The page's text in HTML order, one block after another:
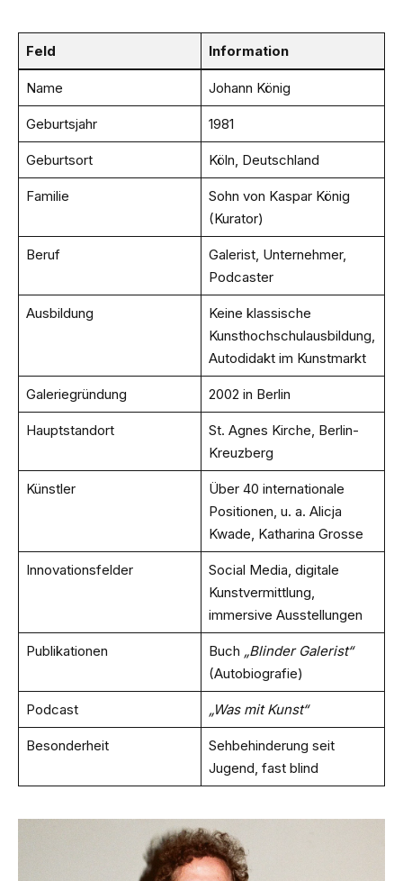
Feld Information
Name Johann König
Geburtsjahr 1981
Geburtsort Köln, Deutschland
Familie
Sohn von Kaspar König
(Kurator)
Beruf
Galerist, Unternehmer,
Podcaster
Ausbildung
Keine klassische
Kunsthochschulausbildung,
Autodidakt im Kunstmarkt
Galeriegründung 2002 in Berlin
Hauptstandort
St. Agnes Kirche, Berlin-
Kreuzberg
Künstler
Über 40 internationale
Positionen, u. a. Alicja
Kwade, Katharina Grosse
Innovationsfelder
Social Media, digitale
Kunstvermittlung,
immersive Ausstellungen
Publikationen Buch „Blinder Galerist“
(Autobiografie)
Podcast „Was mit Kunst“
Besonderheit
Sehbehinderung seit
Jugend, fast blind